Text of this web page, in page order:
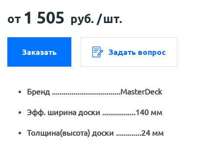
от 1 505 руб. /шт.
Заказать Задать вопрос
Бренд ...................................MasterDeck
Эфф. ширина доски .................140 мм
Толщина(высота) доски .............24 мм